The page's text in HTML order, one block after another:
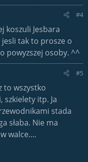
#4
koszuli Jesbara
jesli tak to prosze o
powyzszej osoby. ^^
#5
to wszystko
szkielety itp. Ja
stada
słaba. Nie ma
walce....